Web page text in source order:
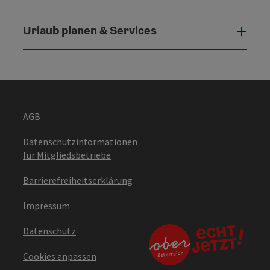
Urlaub planen & Services
AGB
Datenschutzinformationen
für Mitgliedsbetriebe
Barrierefreiheitserklärung
Impressum
Datenschutz
Cookies anpassen